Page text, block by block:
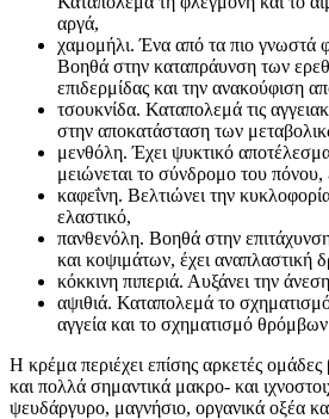
αργά,
χαμομήλι. Ένα από τα πιο γνωστά
Βοηθά στην καταπράυνση των
επιδερμίδας και την ανακούφιση
τσουκνίδα. Καταπολεμά τις
στην αποκατάσταση των
μενθόλη. Έχει ψυκτικό
μειώνεται το σύνδρομο του πόνου,
καφεΐνη. Βελτιώνει την
ελαστικό,
πανθενόλη. Βοηθά στην
και κοψιμάτων, έχει αναπλαστική
κόκκινη πιπεριά. Αυξάνει την
αψιθιά. Καταπολεμά το
αγγεία και το σχηματισμό θρόμβων
Η κρέμα περιέχει επίσης αρκετές
και πολλά σημαντικά μακρο- και
ψευδάργυρο, μαγνήσιο, οργανικά οξέα